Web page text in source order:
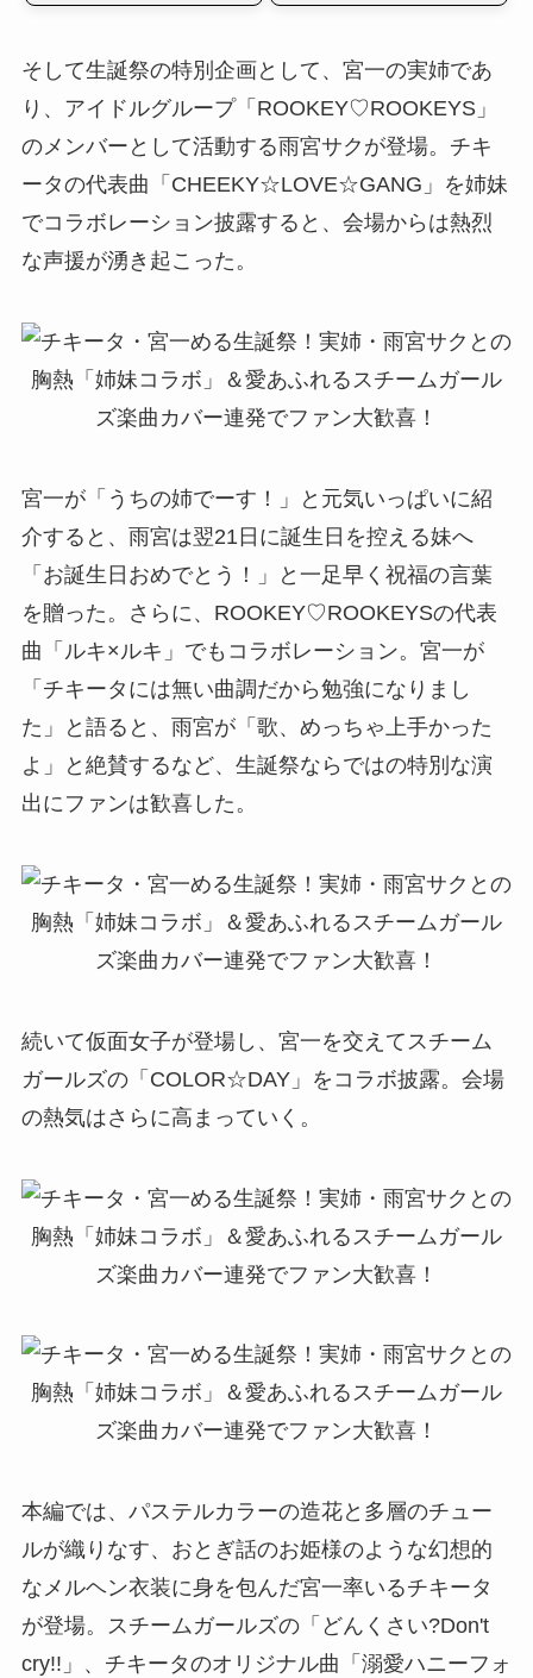
そして生誕祭の特別企画として、宮一の実姉であ
り、アイドルグループ「ROOKEY♡ROOKEYS」
のメンバーとして活動する雨宮サクが登場。チキ
ータの代表曲「CHEEKY☆LOVE☆GANG」を姉妹
でコラボレーション披露すると、会場からは熱烈
な声援が湧き起こった。
宮一が「うちの姉でーす！」と元気いっぱいに紹
介すると、雨宮は翌21日に誕生日を控える妹へ
「お誕生日おめでとう！」と一足早く祝福の言葉
を贈った。さらに、ROOKEY♡ROOKEYSの代表
曲「ルキ×ルキ」でもコラボレーション。宮一が
「チキータには無い曲調だから勉強になりまし
た」と語ると、雨宮が「歌、めっちゃ上手かった
よ」と絶賛するなど、生誕祭ならではの特別な演
出にファンは歓喜した。
続いて仮面女子が登場し、宮一を交えてスチーム
ガールズの「COLOR☆DAY」をコラボ披露。会場
の熱気はさらに高まっていく。
本編では、パステルカラーの造花と多層のチュー
ルが織りなす、おとぎ話のお姫様のような幻想的
なメルヘン衣装に身を包んだ宮一率いるチキータ
が登場。スチームガールズの「どんくさい?Don't
cry!!」、チキータのオリジナル曲「溺愛ハニーフォ